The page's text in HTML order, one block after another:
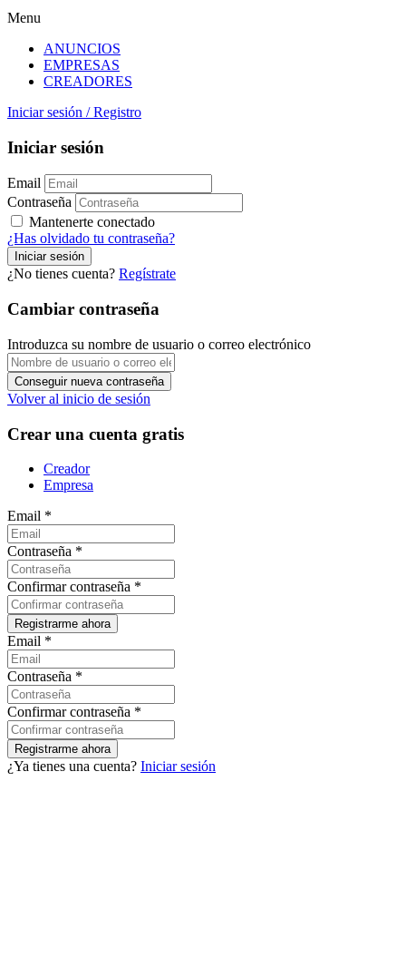
Menu
ANUNCIOS
EMPRESAS
CREADORES
Iniciar sesión / Registro
Iniciar sesión
Email
Contraseña
Mantenerte conectado
¿Has olvidado tu contraseña?
¿No tienes cuenta? Regístrate
Cambiar contraseña
Introduzca su nombre de usuario o correo electrónico
Volver al inicio de sesión
Crear una cuenta gratis
Creador
Empresa
Email *
Contraseña *
Confirmar contraseña *
Email *
Contraseña *
Confirmar contraseña *
¿Ya tienes una cuenta? Iniciar sesión